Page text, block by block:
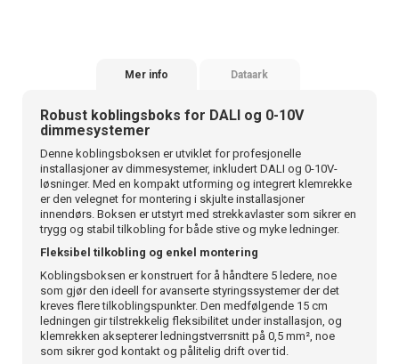
Mer info Dataark
Robust koblingsboks for DALI og 0-10V
dimmesystemer
Denne koblingsboksen er utviklet for profesjonelle
installasjoner av dimmesystemer, inkludert DALI og 0-10V-
løsninger. Med en kompakt utforming og integrert klemrekke
er den velegnet for montering i skjulte installasjoner
innendørs. Boksen er utstyrt med strekkavlaster som sikrer en
trygg og stabil tilkobling for både stive og myke ledninger.
Fleksibel tilkobling og enkel montering
Koblingsboksen er konstruert for å håndtere 5 ledere, noe
som gjør den ideell for avanserte styringssystemer der det
kreves flere tilkoblingspunkter. Den medfølgende 15 cm
ledningen gir tilstrekkelig fleksibilitet under installasjon, og
klemrekken aksepterer ledningstverrsnitt på 0,5 mm², noe
som sikrer god kontakt og pålitelig drift over tid.